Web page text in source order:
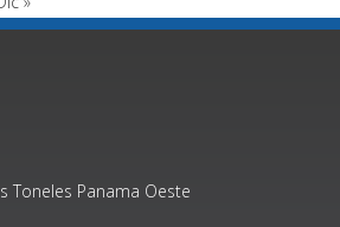
Toneles Panama Oeste